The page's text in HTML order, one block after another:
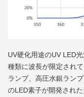
UV硬化用途のUV LED
種類に波長が限定され
ランプ、高圧水銀ラン
のLED素子が開発され